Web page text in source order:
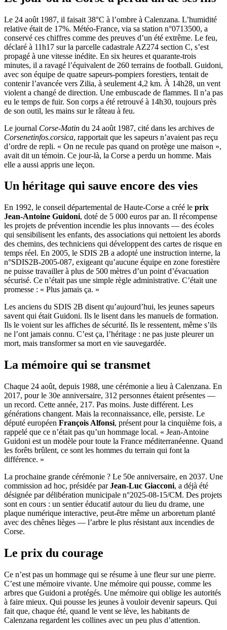
Le 24 août 1987, il faisait 38°C à l’ombre à Calenzana. L’humidité
relative était de 17%. Météo-France, via sa station n°0713500, a
conservé ces chiffres comme des preuves d’un été extrême. Le feu,
déclaré à 11h17 sur la parcelle cadastrale AZ274 section C, s’est
propagé à une vitesse inédite. En six heures et quarante-trois
minutes, il a ravagé l’équivalent de 260 terrains de football. Guidoni,
avec son équipe de quatre sapeurs-pompiers forestiers, tentait de
contenir l’avancée vers Zilia, à seulement 4,2 km. À 14h28, un vent
violent a changé de direction. Une embuscade de flammes. Il n’a pas
eu le temps de fuir. Son corps a été retrouvé à 14h30, toujours près
de son outil, les mains sur le râteau à feu.
Le journal Corse-Matin du 24 août 1987, cité dans les archives de
Corsenetinfos.corsica, rapportait que les sapeurs n’avaient pas reçu
d’ordre de repli. « On ne recule pas quand on protège une maison »,
avait dit un témoin. Ce jour-là, la Corse a perdu un homme. Mais
elle a aussi appris une leçon.
Un héritage qui sauve encore des vies
En 1992, le conseil départemental de Haute-Corse a créé le prix
Jean-Antoine Guidoni, doté de 5 000 euros par an. Il récompense
les projets de prévention incendie les plus innovants — des écoles
qui sensibilisent les enfants, des associations qui nettoient les abords
des chemins, des techniciens qui développent des cartes de risque en
temps réel. En 2005, le SDIS 2B a adopté une instruction interne, la
n°SDIS2B-2005-087, exigeant qu’aucune équipe en zone forestière
ne puisse travailler à plus de 500 mètres d’un point d’évacuation
sécurisé. Ce n’était pas une simple règle administrative. C’était une
promesse : « Plus jamais ça. »
Les anciens du SDIS 2B disent qu’aujourd’hui, les jeunes sapeurs
savent qui était Guidoni. Ils le lisent dans les manuels de formation.
Ils le voient sur les affiches de sécurité. Ils le ressentent, même s’ils
ne l’ont jamais connu. C’est ça, l’héritage : ne pas juste pleurer un
mort, mais transformer sa mort en vie sauvegardée.
La mémoire qui se transmet
Chaque 24 août, depuis 1988, une cérémonie a lieu à Calenzana. En
2017, pour le 30e anniversaire, 312 personnes étaient présentes —
un record. Cette année, 217. Pas moins. Juste différent. Les
générations changent. Mais la reconnaissance, elle, persiste. Le
député européen François Alfonsi, présent pour la cinquième fois, a
rappelé que ce n’était pas qu’un hommage local. « Jean-Antoine
Guidoni est un modèle pour toute la France méditerranéenne. Quand
les forêts brûlent, ce sont les hommes du terrain qui font la
différence. »
La prochaine grande cérémonie ? Le 50e anniversaire, en 2037. Une
commission ad hoc, présidée parJean-Luc Giacconi, a déjà été
désignée par délibération municipale n°2025-08-15/CM. Des projets
sont en cours : un sentier éducatif autour du lieu du drame, une
plaque numérique interactive, peut-être même un arboretum planté
avec des chênes lièges — l’arbre le plus résistant aux incendies de
Corse.
Le prix du courage
Ce n’est pas un hommage qui se résume à une fleur sur une pierre.
C’est une mémoire vivante. Une mémoire qui pousse, comme les
arbres que Guidoni a protégés. Une mémoire qui oblige les autorités
à faire mieux. Qui pousse les jeunes à vouloir devenir sapeurs. Qui
fait que, chaque été, quand le vent se lève, les habitants de
Calenzana regardent les collines avec un peu plus d’attention.